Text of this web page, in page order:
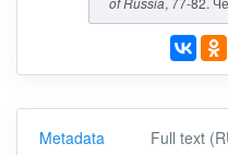
Metadata Full text